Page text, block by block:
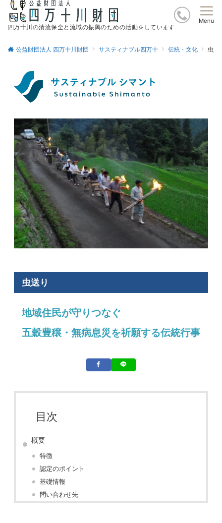
四万十川の清流保全と流域の振興のための活動をしています
Menu
公益財団法人 四万十川財団 サスティナブル四万十 伝統・文化 虫送
虫送り
地域住民が守りつなぐ
五穀豊穣・無病息災を祈願する伝統行事
目次
概要
特徴
認定のポイント
基礎情報
問い合わせ先